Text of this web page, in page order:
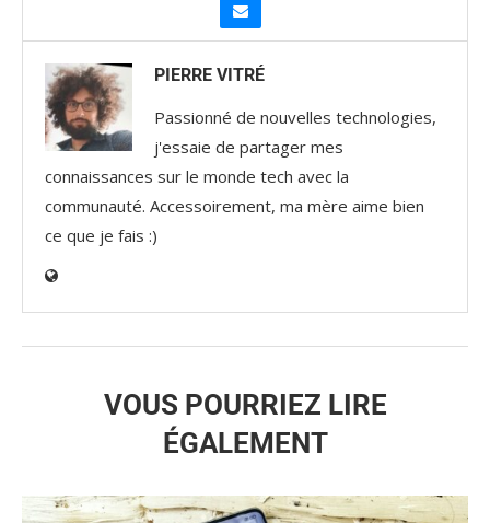
PIERRE VITRÉ
Passionné de nouvelles technologies,
j'essaie de partager mes
connaissances sur le monde tech avec la
communauté. Accessoirement, ma mère aime bien
ce que je fais :)
VOUS POURRIEZ LIRE
ÉGALEMENT